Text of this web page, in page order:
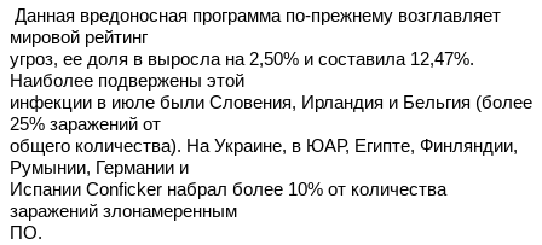
Данная вредоносная программа по-прежнему возглавляет
мировой рейтинг
угроз, ее доля в выросла на 2,50% и составила 12,47%.
Наиболее подвержены этой
инфекции в июле были Словения, Ирландия и Бельгия (более
25% заражений от
общего количества). На Украине, в ЮАР, Египте, Финляндии,
Румынии, Германии и
Испании Conficker набрал более 10% от количества
заражений злонамеренным
ПО.